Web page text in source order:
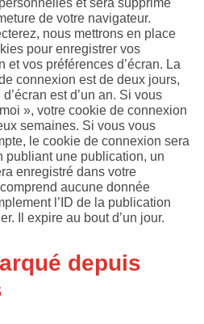
et sera supprimé
de votre navigateur.
nous mettrons en place
pour enregistrer vos
et vos préférences d’écran. La
connexion est de deux jours,
est d’un an. Si vous
», votre cookie de connexion
semaines. Si vous vous
le cookie de connexion sera
publiant une publication, un
enregistré dans votre
aucune donnée
l’ID de la publication
Il expire au bout d’un jour.
depuis